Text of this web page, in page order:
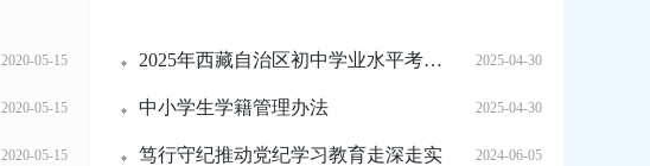
2020-05-15
2020-05-15
2020-05-15
2025年西藏自治区初中学业水平考试规定 2025-04-30
中小学生学籍管理办法 2025-04-30
笃行守纪推动党纪学习教育走深走实 2024-06-05